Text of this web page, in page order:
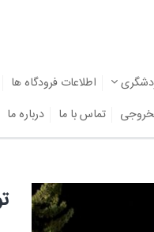
اطلاعات فرودگاه ها
تماس با ما درباره ما